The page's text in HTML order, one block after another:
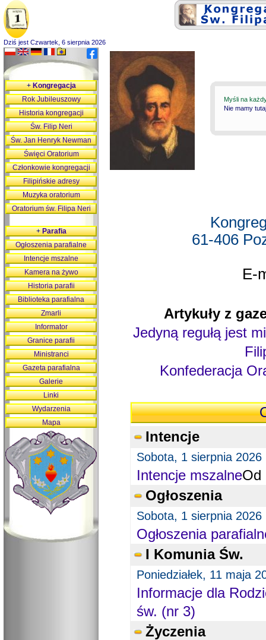
Dziś jest Czwartek, 6 sierpnia 2026
Myśli na
Nie mamy
61-406
E-
Artykuły z
Jedyną regułą jest
Konfederacja
Intencje
Sobota, 1 sierpnia 2026
Intencje mszalneOd
Ogłoszenia
Sobota, 1 sierpnia 2026
Ogłoszenia
I Komunia Św.
Poniedziałek, 11 maja
Informacje dla
św. (nr 3)
Życzenia
+Kongregacja
Rok Jubileuszowy
Historia kongregacji
Św. Filip Neri
Św. Jan Henryk Newman
Święci Oratorium
Członkowie kongregacji
Filipińskie adresy
Muzyka oratorium
Oratorium św. Filipa Neri
+Parafia
Ogłoszenia parafialne
Intencje mszalne
Kamera na żywo
Historia parafii
Biblioteka parafialna
Zmarli
Informator
Granice parafii
Ministranci
Gazeta parafialna
Galerie
Linki
Wydarzenia
Mapa